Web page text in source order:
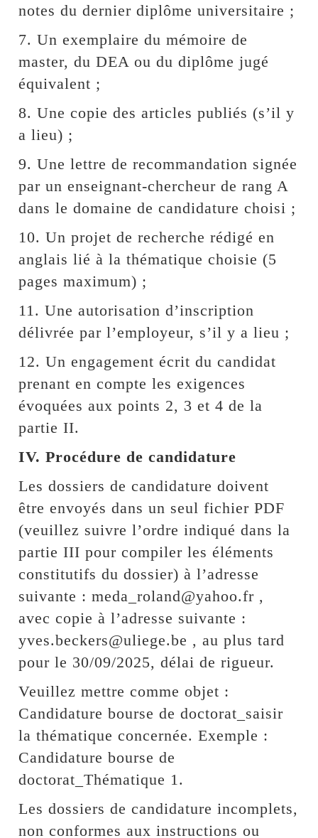
notes du dernier diplôme universitaire ;
7. Un exemplaire du mémoire de
master, du DEA ou du diplôme jugé
équivalent ;
8. Une copie des articles publiés (s’il y
a lieu) ;
9. Une lettre de recommandation signée
par un enseignant-chercheur de rang A
dans le domaine de candidature choisi ;
10. Un projet de recherche rédigé en
anglais lié à la thématique choisie (5
pages maximum) ;
11. Une autorisation d’inscription
délivrée par l’employeur, s’il y a lieu ;
12. Un engagement écrit du candidat
prenant en compte les exigences
évoquées aux points 2, 3 et 4 de la
partie II.
IV. Procédure de candidature
Les dossiers de candidature doivent
être envoyés dans un seul fichier PDF
(veuillez suivre l’ordre indiqué dans la
partie III pour compiler les éléments
constitutifs du dossier) à l’adresse
suivante : meda_roland@yahoo.fr ,
avec copie à l’adresse suivante :
yves.beckers@uliege.be , au plus tard
pour le 30/09/2025, délai de rigueur.
Veuillez mettre comme objet :
Candidature bourse de doctorat_saisir
la thématique concernée. Exemple :
Candidature bourse de
doctorat_Thématique 1.
Les dossiers de candidature incomplets,
non conformes aux instructions ou